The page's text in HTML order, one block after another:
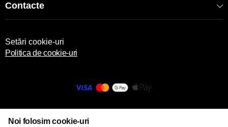
Contacte
Setări cookie-uri
Politica de cookie-uri
Noi folosim cookie-uri